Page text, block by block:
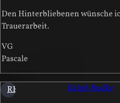
Den Hinterbliebenen wünsche
Trauerarbeit.
VG
Pascale
RB Ralph Budke